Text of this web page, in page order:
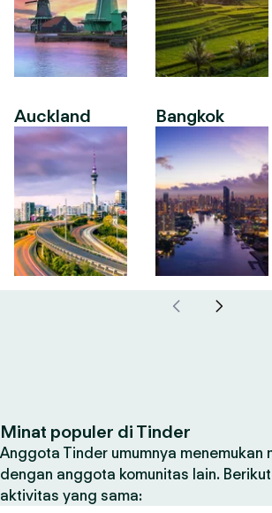
Auckland Bangkok
Minat populer di Tinder
Anggota Tinder umumnya menemukan
dengan anggota komunitas lain.
aktivitas yang sama: